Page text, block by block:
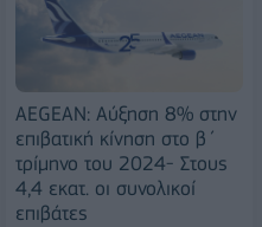
AEGEAN: Αύξηση 8% στην
επιβατική κίνηση στο β΄
τρίμηνο του 2024- Στους
4,4 εκατ. οι συνολικοί
επιβάτες